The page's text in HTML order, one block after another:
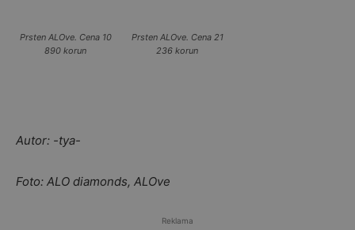
Prsten ALOve. Cena 10
890 korun
Prsten ALOve. Cena 21
236 korun
Autor: -tya-
Foto: ALO diamonds, ALOve
Reklama